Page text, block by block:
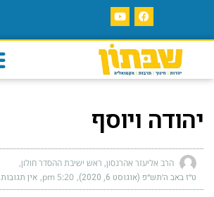
יהודה ויוסף
הרב אליעזר אהרנסון, ראש ישיבת ההסדר חולון
ט״ז באב ה׳תש״פ (אוגוסט 6, 2020) 5:20 pm אין תגובות